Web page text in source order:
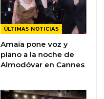
ÚLTIMAS NOTICIAS
Amaia pone voz y
piano a la noche de
Almodóvar en Cannes